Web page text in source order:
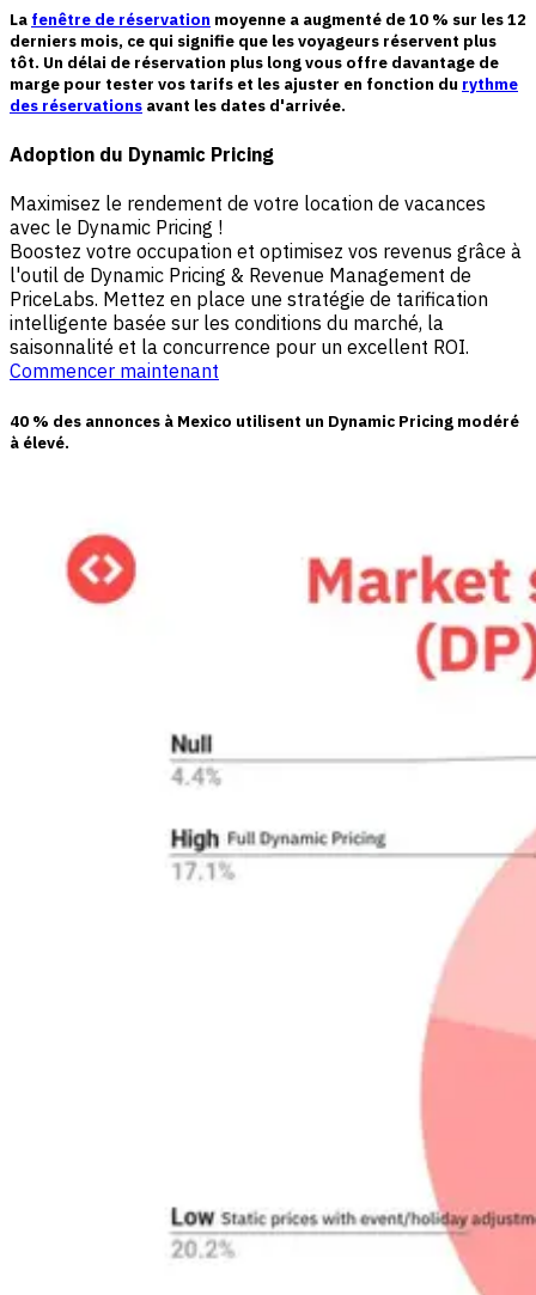
La fenêtre de réservation moyenne a augmenté de10 % sur les 12
derniers mois, ce qui signifie que les voyageurs réservent plus
tôt. Un délai de réservation plus long vous offre davantage de
marge pour tester vos tarifs et les ajuster en fonction du rythme
des réservations avant les dates d'arrivée.
Adoption du Dynamic Pricing
Maximisez le rendement de votre location de vacances
avec le Dynamic Pricing !
Boostez votre occupation et optimisez vos revenus grâce à
l'outil de Dynamic Pricing & Revenue Management de
PriceLabs. Mettez en place une stratégie de tarification
intelligente basée sur les conditions du marché, la
saisonnalité et la concurrence pour un excellent ROI.
Commencer maintenant
40 % des annonces à Mexico utilisent un Dynamic Pricing modéré
à élevé.